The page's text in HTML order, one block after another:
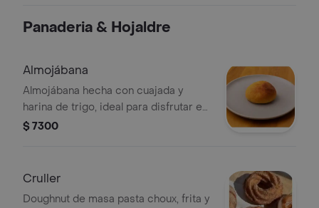
Panaderia & Hojaldre
Almojábana
Almojábana hecha con cuajada y
harina de trigo, ideal para disfrutar en
cualquier momento.
$ 7300
Cruller
Doughnut de masa pasta choux, frita y